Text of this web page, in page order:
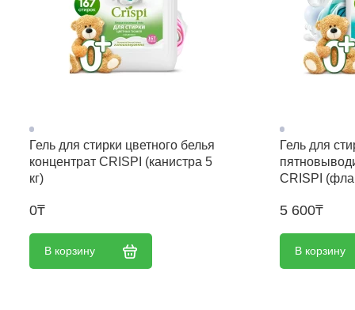
Гель для стирки цветного белья
концентрат CRISPI (канистра 5
кг)
0₸
В корзину
Гель для
CRISPI
5 600₸
В корзину